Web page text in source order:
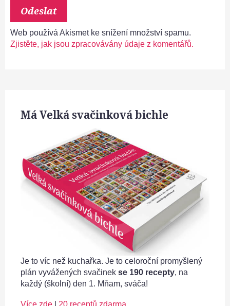
Web používá Akismet ke snížení množství spamu.
Zjistěte, jak jsou zpracovávány údaje z komentářů.
Má Velká svačinková bichle
Je to víc než kuchařka. Je to celoroční promyšlený
plán vyvážených svačinek se 190 recepty, na
každý (školní) den 1. Mňam, sváča!
Více zde 20 receptů zdarma